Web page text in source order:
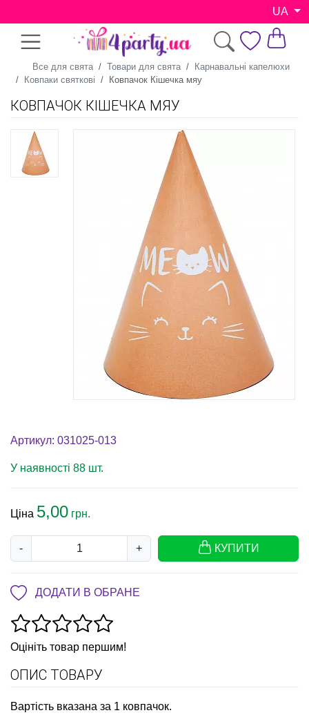
UA
Все для свята Товари для свята
Карнавальні капелюхи
Ковпаки святкові
Ковпачок Кішечка мяу
КОВПАЧОК КІШЕЧКА МЯУ
Артикул: 031025-013
У наявності 88 шт.
Ціна 5,00 грн.
- + КУПИТИ
ДОДАТИ В ОБРАНЕ
Оцініть товар першим!
ОПИС ТОВАРУ
Вартість вказана за 1 ковпачок.